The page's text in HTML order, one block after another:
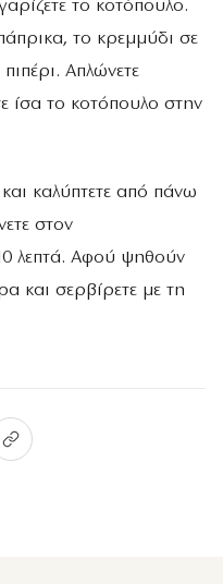
το κοτόπουλο.
το κρεμμύδι σε
Απλώνετε
ίσα το κοτόπουλο στην
καλύπτετε από πάνω
στον
λεπτά. Αφού ψηθούν
και σερβίρετε με τη